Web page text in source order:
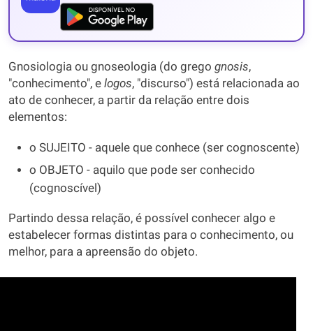
Gnosiologia ou gnoseologia (do grego gnosis,
"conhecimento", e logos, "discurso") está relacionada ao
ato de conhecer, a partir da relação entre dois
elementos:
o SUJEITO - aquele que conhece (ser cognoscente)
o OBJETO - aquilo que pode ser conhecido
(cognoscível)
Partindo dessa relação, é possível conhecer algo e
estabelecer formas distintas para o conhecimento, ou
melhor, para a apreensão do objeto.